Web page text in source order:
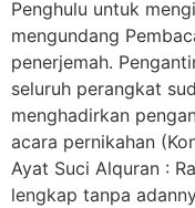
Penghulu untuk
mengundang
penerjemah.
seluruh perangkat
menghadirkan
acara pernikahan
Ayat Suci Alquran :
lengkap tanpa